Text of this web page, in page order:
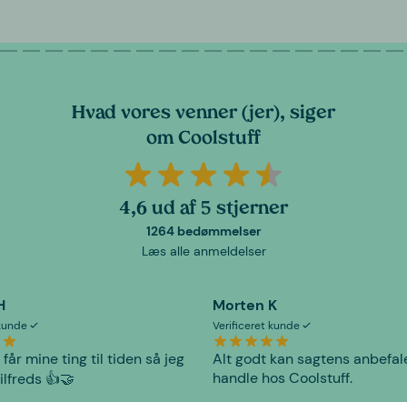
Hvad vores venner (jer), siger
om Coolstuff
4,6 ud af 5 stjerner
1264 bedømmelser
Læs alle anmeldelser
får mine ting til tiden så jeg
👍🤝
Morten K
Verificeret kunde
Alt godt kan sagtens
handle hos Coolstuff.